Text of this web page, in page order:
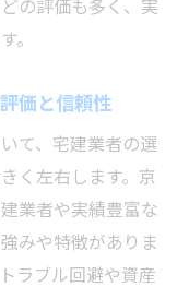
の評価も多く、実
。
価と信頼性
て、宅建業者の選
く左右します。京
業者や実績豊富な
みや特徴がありま
ラブル回避や資産